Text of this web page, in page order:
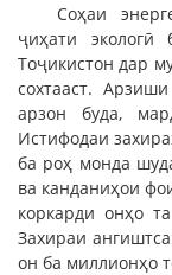
Соҳаи
ҷиҳати
Тоҷикистон дар
сохтааст.
арзон буда,
Истифодаи
ба роҳ монда
ва канданиҳои
коркарди онҳо
Захираи
он ба миллионҳо